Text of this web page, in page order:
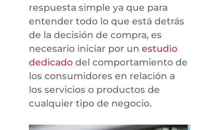
respuesta simple ya que para
entender todo lo que está detrás
de la decisión de compra, es
necesario iniciar por unestudio
dedicado del comportamiento de
los consumidores en relación a
los servicios o productos de
cualquier tipo de negocio.